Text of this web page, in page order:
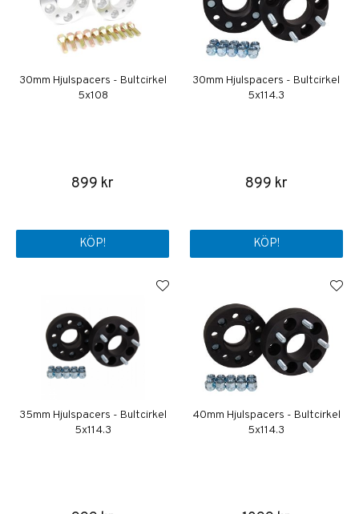
30mm Hjulspacers - Bultcirkel
5x108
899 kr
KÖP!
30mm Hjulspacers - Bultcirkel
5x114.3
899 kr
KÖP!
35mm Hjulspacers - Bultcirkel
5x114.3
40mm Hjulspacers - Bultcirkel
5x114.3